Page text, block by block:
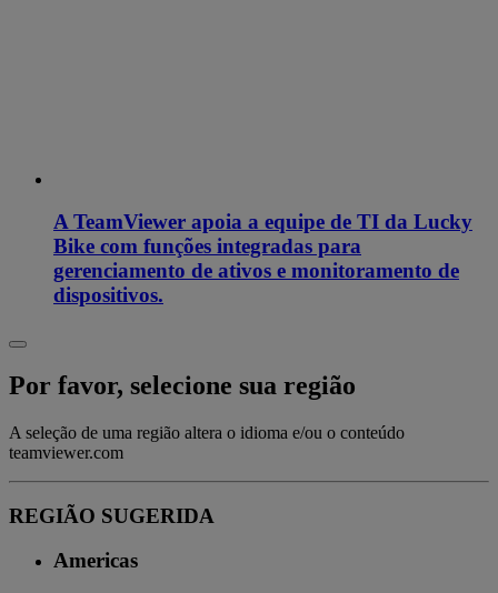
A TeamViewer apoia a equipe de TI da Lucky
Bike com funções integradas para
gerenciamento de ativos e monitoramento de
dispositivos.
Por favor, selecione sua região
A seleção de uma região altera o idioma e/ou o conteúdo
teamviewer.com
REGIÃO SUGERIDA
Americas